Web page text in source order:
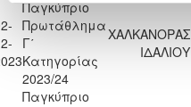
Παγκύπριο
Πρωτάθλημα
Γ΄
Κατηγορίας
2023/24
ΧΑΛΚΑΝΟΡΑΣ
ΙΔΑΛΙΟΥ
Παγκύπριο